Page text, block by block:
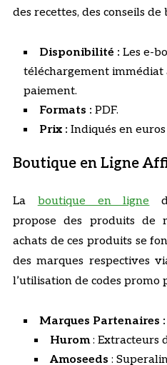
des recettes, des conseils de
Disponibilité : Les e-
téléchargement
paiement.
Formats : PDF.
Prix : Indiqués en euros
Boutique en Ligne
La boutique en ligne
propose des produits de
achats de ces produits se
des marques respectives
l’utilisation de codes promo
Marques Partenaires :
Hurom: Extracteurs
Amoseeds :